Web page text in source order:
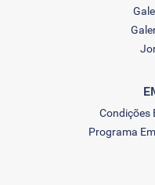
Condições
Programa